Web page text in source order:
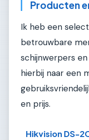
Producten
Ik heb een
betrouwbare
schijnwerpers
hierbij naar een
en prijs.
Hikvision DS-